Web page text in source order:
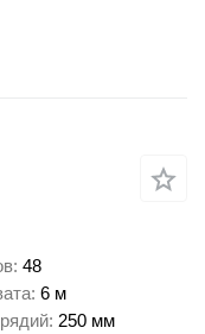
48
6 м
250 мм